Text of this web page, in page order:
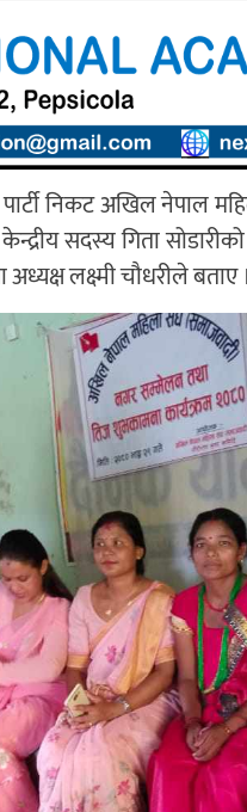
निकट अखिल नेपाल
सदस्य गिता
लक्ष्मी चौधरीले बताए ।